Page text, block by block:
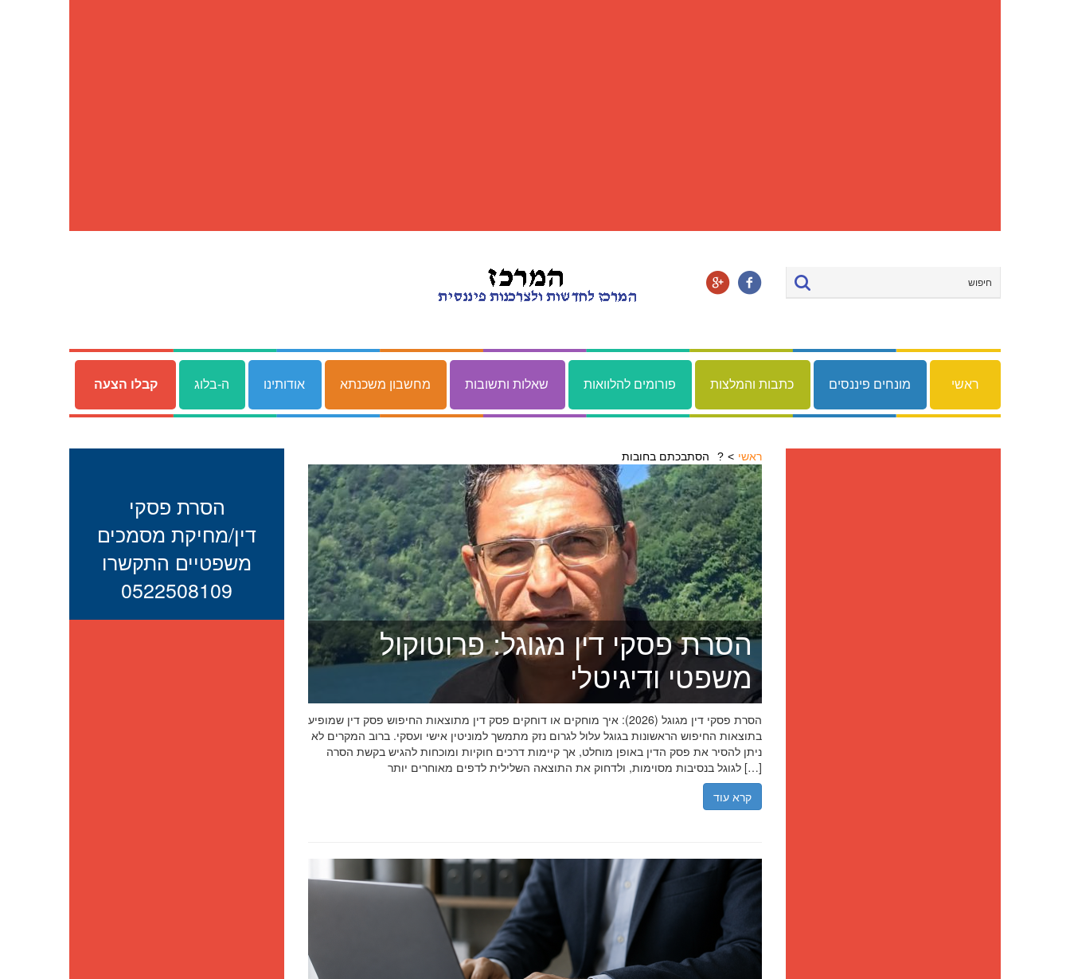
ראשי מונחים פיננסים כתבות והמלצות פורומים להלוואות שאלות ותשובות מחשבון משכנתא אודותינו ה-בלוג קבלו הצעה
ראשי הסתבכתם בחובות?
הסרת פסקי דין מגוגל: פרוטוקול
משפטי ודיגיטלי
הסרת פסקי דין מגוגל (2026): איך מוחקים או דוחקים פסק דין מתוצאות החיפוש פסק דין שמופיע
בתוצאות החיפוש הראשונות בגוגל עלול לגרום נזק מתמשך למוניטין אישי ועסקי. ברוב המקרים לא
ניתן להסיר את פסק הדין באופן מוחלט, אך קיימות דרכים חוקיות ומוכחות להגיש בקשת הסרה
לגוגל בנסיבות מסוימות, ולדחוק את התוצאה השלילית לדפים מאוחרים יותר […]
קרא עוד
הסרת פסקי
דין/מחיקת מסמכים
משפטיים התקשרו
0522508109